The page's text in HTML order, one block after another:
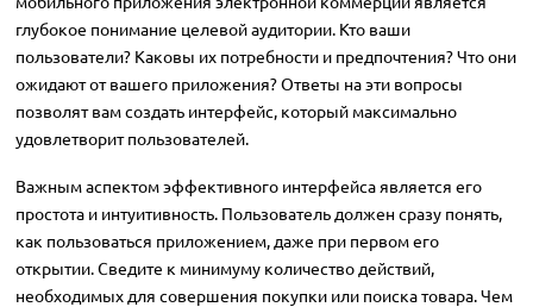
глубокое понимание целевой аудитории. Кто ваши
пользователи? Каковы их потребности и предпочтения? Что они
ожидают от вашего приложения? Ответы на эти вопросы
позволят вам создать интерфейс, который максимально
удовлетворит пользователей.
Важным аспектом эффективного интерфейса является его
простота и интуитивность. Пользователь должен сразу понять,
как пользоваться приложением, даже при первом его
открытии. Сведите к минимуму количество действий,
необходимых для совершения покупки или поиска товара. Чем